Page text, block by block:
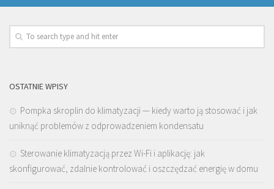
OSTATNIE WPISY
Pompka skroplin do klimatyzacji — kiedy warto ją stosować i jak
uniknąć problemów z odprowadzeniem kondensatu
Sterowanie klimatyzacją przez Wi-Fi i aplikację: jak
skonfigurować, zdalnie kontrolować i oszczędzać energię w domu